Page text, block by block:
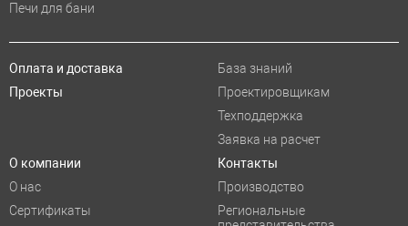
Печи для бани
Оплата и доставка
Проекты
База знаний
Проектировщикам
Техподдержка
Заявка на расчет
О компании
О нас
Сертификаты
Контакты
Производство
Региональные